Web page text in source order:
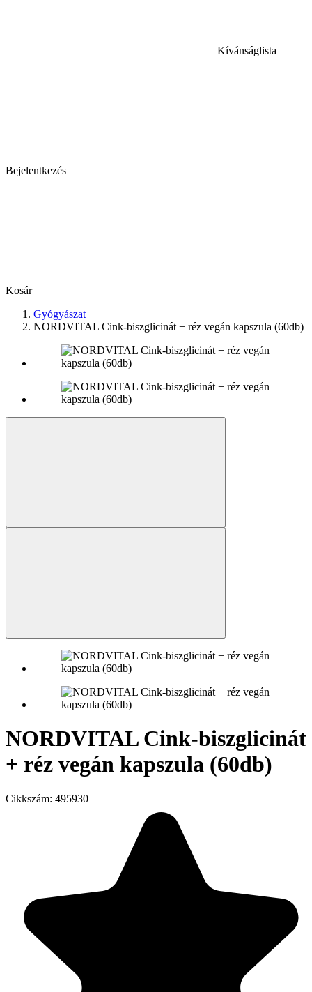
Kívánságlista
Bejelentkezés
Kosár
Gyógyászat
NORDVITAL Cink-biszglicinát + réz vegán kapszula (60db)
NORDVITAL Cink-biszglicinát
+ réz vegán kapszula (60db)
Cikkszám: 495930